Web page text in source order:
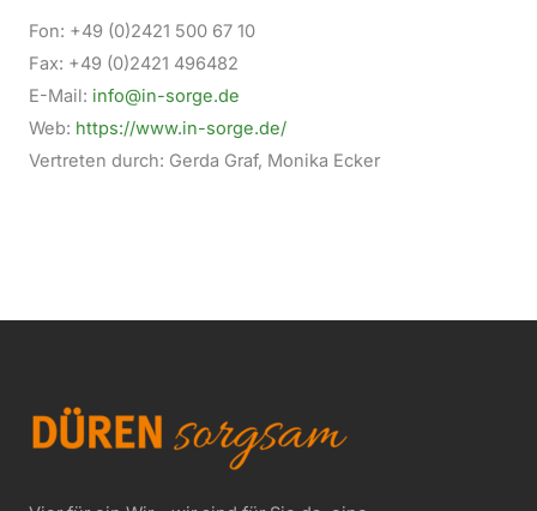
Fon: +49 (0)2421 500 67 10
Fax: +49 (0)2421 496482
E-Mail: info@in-sorge.de
Web: https://www.in-sorge.de/
Vertreten durch: Gerda Graf, Monika Ecker